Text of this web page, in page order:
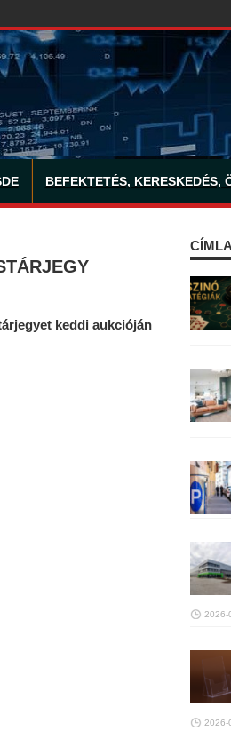
BEFEKTETÉS, KERESKEDÉS,
keddi aukcióján
2026-
2026-